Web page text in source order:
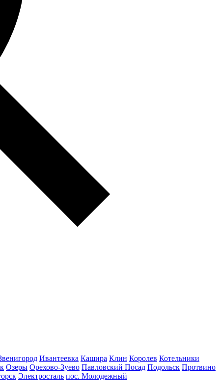
Ивантеевка Кашира Клин Королев Котельники
Озеры Орехово-Зуево Павловский Посад Подольск Протвино
Электросталь пос. Молодежный